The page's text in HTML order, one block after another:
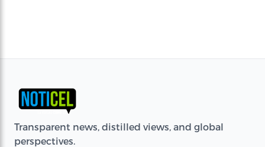
Transparent news, distilled views, and global
perspectives.